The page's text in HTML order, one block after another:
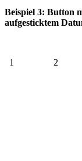
Beispiel 3: Button
aufgesticktem
1
2